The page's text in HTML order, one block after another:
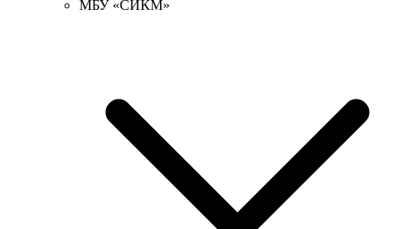
МБУ «СИКМ»